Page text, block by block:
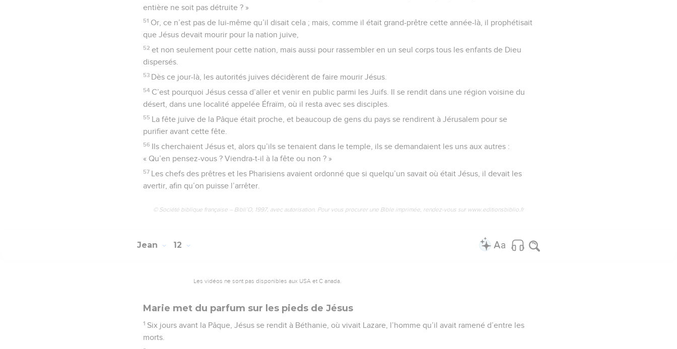
entière ne soit pas détruite ? »
51 Or, ce n’est pas de lui-même qu’il disait cela ; mais, comme il était grand-prêtre cette année-là, il prophétisait
que Jésus devait mourir pour la nation juive,
52 et non seulement pour cette nation, mais aussi pour rassembler en un seul corps tous les enfants de Dieu
dispersés.
53 Dès ce jour-là, les autorités juives décidèrent de faire mourir Jésus.
54 C’est pourquoi Jésus cessa d’aller et venir en public parmi les Juifs. Il se rendit dans une région voisine du
désert, dans une localité appelée Éfraïm, où il resta avec ses disciples.
55 La fête juive de la Pâque était proche, et beaucoup de gens du pays se rendirent à Jérusalem pour se
purifier avant cette fête.
56 Ils cherchaient Jésus et, alors qu’ils se tenaient dans le temple, ils se demandaient les uns aux autres :
« Qu’en pensez-vous ? Viendra-t-il à la fête ou non ? »
57 Les chefs des prêtres et les Pharisiens avaient ordonné que si quelqu’un savait où était Jésus, il devait les
avertir, afin qu’on puisse l’arrêter.
© Société biblique française – Bibli’O, 1997, avec autorisation. Pour vous procurer une Bible imprimée, rendez-vous sur www.editionsbiblio.fr
Jean 12
Les vidéos ne sont pas disponibles aux USA et C anada.
Marie met du parfum sur les pieds de Jésus
1 Six jours avant la Pâque, Jésus se rendit à Béthanie, où vivait Lazare, l’homme qu’il avait ramené d’entre les
morts.